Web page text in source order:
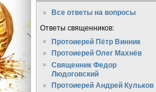
Все ответы на вопросы
Ответы священников:
Протоиерей Пётр Винник
Протоиерей Олег Махнёв
Священник Федор
Людоговский
Протоиерей Андрей Кульков